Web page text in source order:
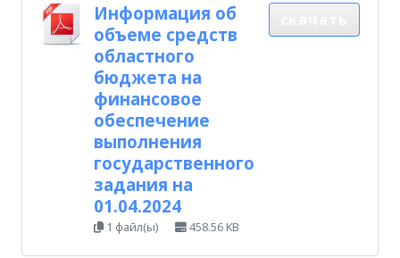
Информация об
объеме средств
областного
бюджета на
финансовое
обеспечение
выполнения
государственного
задания на
01.04.2024
1 файл(ы) 458.56 KB